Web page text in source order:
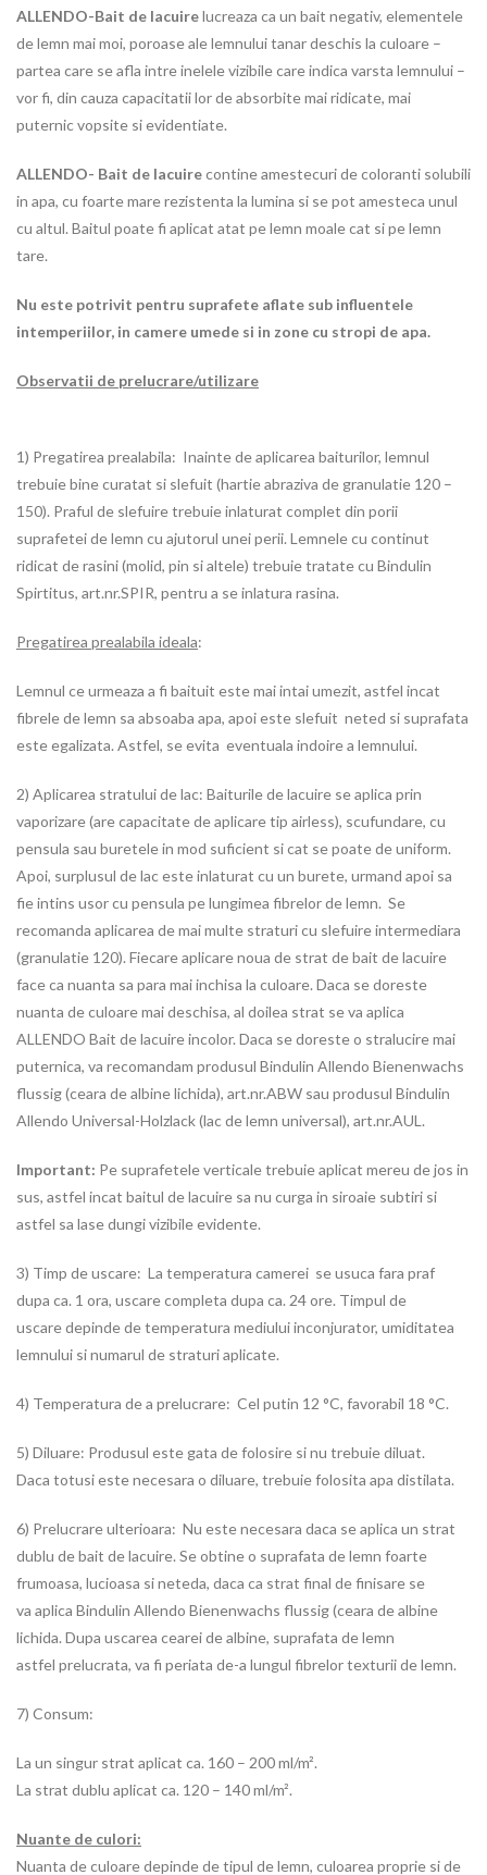
ALLENDO-Bait de lacuirelucreaza ca un bait negativ, elementele
de lemn mai moi, poroase ale lemnului tanar deschis la culoare –
partea care se afla intre inelele vizibile care indica varsta lemnului –
vor fi, din cauza capacitatii lor de absorbite mai ridicate, mai
puternic vopsite si evidentiate.
ALLENDO- Bait de lacuirecontine amestecuri de coloranti solubili
in apa, cu foarte mare rezistenta la lumina si se pot amesteca unul
cu altul. Baitul poate fi aplicat atat pe lemn moale cat si pe lemn
tare.
Nu este potrivit pentru suprafete aflate sub influentele
intemperiilor, in camere umede si in zone cu stropi de apa.
Observatii de prelucrare/utilizare
1) Pregatirea prealabila: Inainte de aplicarea baiturilor, lemnul
trebuie bine curatat si slefuit (hartie abraziva de granulatie 120 –
150). Praful de slefuire trebuie inlaturat complet din porii
suprafetei de lemn cu ajutorul unei perii. Lemnele cu continut
ridicat de rasini (molid, pin si altele) trebuie tratate cu Bindulin
Spirtitus, art.nr.SPIR, pentru a se inlatura rasina.
Pregatirea prealabila ideala:
Lemnul ce urmeaza a fi baituit este mai intai umezit, astfel incat
fibrele de lemn sa absoaba apa, apoi este slefuit neted si suprafata
este egalizata. Astfel, se evita eventuala indoire a lemnului.
2) Aplicarea stratului de lac: Baiturile de lacuire se aplica prin
vaporizare (are capacitate de aplicare tip airless), scufundare, cu
pensula sau buretele in mod suficient si cat se poate de uniform.
Apoi, surplusul de lac este inlaturat cu un burete, urmand apoi sa
fie intins usor cu pensula pe lungimea fibrelor de lemn. Se
recomanda aplicarea de mai multe straturi cu slefuire intermediara
(granulatie 120). Fiecare aplicare noua de strat de bait de lacuire
face ca nuanta sa para mai inchisa la culoare. Daca se doreste
nuanta de culoare mai deschisa, al doilea strat se va aplica
ALLENDO Bait de lacuire incolor. Daca se doreste o stralucire mai
puternica, va recomandam produsul Bindulin Allendo Bienenwachs
flussig (ceara de albine lichida), art.nr.ABW sau produsul Bindulin
Allendo Universal-Holzlack (lac de lemn universal), art.nr.AUL.
Important: Pe suprafetele verticale trebuie aplicat mereu de jos in
sus, astfel incat baitul de lacuire sa nu curga in siroaie subtiri si
astfel sa lase dungi vizibile evidente.
3) Timp de uscare: La temperatura camerei se usuca fara praf
dupa ca. 1 ora, uscare completa dupa ca. 24 ore. Timpul de
uscare depinde de temperatura mediului inconjurator, umiditatea
lemnului si numarul de straturi aplicate.
4) Temperatura de a prelucrare: Cel putin 12 °C, favorabil 18 °C.
5) Diluare: Produsul este gata de folosire si nu trebuie diluat.
Daca totusi este necesara o diluare, trebuie folosita apa distilata.
6) Prelucrare ulterioara: Nu este necesara daca se aplica un strat
dublu de bait de lacuire. Se obtine o suprafata de lemn foarte
frumoasa, lucioasa si neteda, daca ca strat final de finisare se
va aplica Bindulin Allendo Bienenwachs flussig (ceara de albine
lichida. Dupa uscarea cearei de albine, suprafata de lemn
astfel prelucrata, va fi periata de-a lungul fibrelor texturii de lemn.
7) Consum:
La un singur strat aplicat ca. 160 – 200 ml/m².
La strat dublu aplicat ca. 120 – 140 ml/m².
Nuante de culori:
Nuanta de culoare depinde de tipul de lemn, culoarea proprie si de